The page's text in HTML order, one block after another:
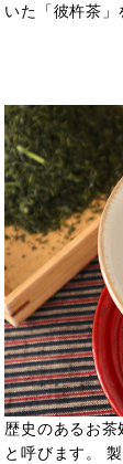
いた「彼杵茶」
歴史のあるお茶
と呼びます。